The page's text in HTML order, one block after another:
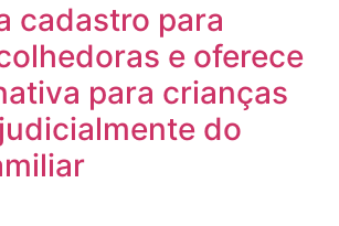
cadastro para
e oferece
para crianças
do